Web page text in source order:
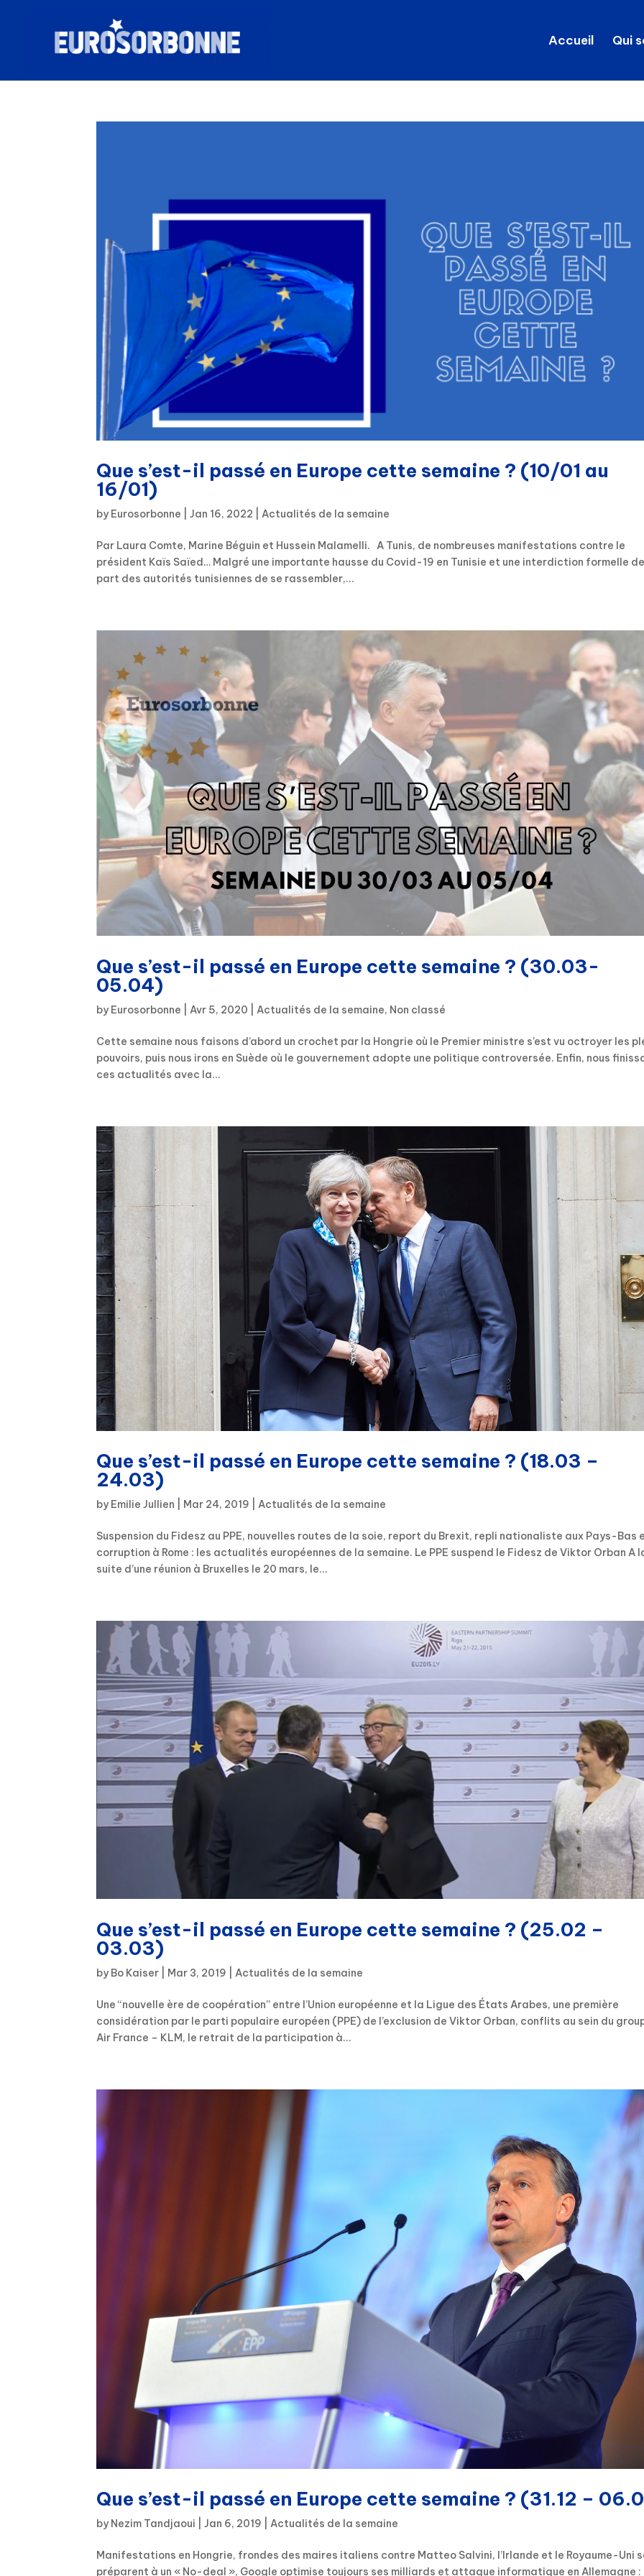
Accueil Qui
Que s’est-il passé en Europe cette semaine ? (10/01 au
16/01)
by Eurosorbonne |Jan 16, 2022 |Actualités de la semaine
Par Laura Comte, Marine Béguin et Hussein Malamelli. A Tunis, de nombreuses manifestations contre le
président Kaïs Saïed… Malgré une importante hausse du Covid-19 en Tunisie et une interdiction formelle
part des autorités tunisiennes de se rassembler,...
Que s’est-il passé en Europe cette semaine ? (30.03-
05.04)
by Eurosorbonne Avr 5, 2020 Actualités de la semaine, Non classé
Cette semaine nous faisons d’abord un crochet par la Hongrie où le Premier ministre s’est vu octroyer les
pouvoirs, puis nous irons en Suède où le gouvernement adopte une politique controversée. Enfin, nous
ces actualités avec la...
Que s’est-il passé en Europe cette semaine ? (18.03 –
24.03)
by Emilie Jullien Mar 24, 2019 |Actualités de la semaine
Suspension du Fidesz au PPE, nouvelles routes de la soie, report du Brexit, repli nationaliste aux Pays-Bas
corruption à Rome : les actualités européennes de la semaine. Le PPE suspend le Fidesz de Viktor Orban A
suite d’une réunion à Bruxelles le 20 mars, le...
Que s’est-il passé en Europe cette semaine ? (25.02 –
03.03)
by Bo Kaiser Mar 3, 2019 |Actualités de la semaine
Une “nouvelle ère de coopération” entre l’Union européenne et la Ligue des États Arabes, une première
considération par le parti populaire européen (PPE) de l’exclusion de Viktor Orban, conflits au sein du
Air France – KLM, le retrait de la participation à...
Que s’est-il passé en Europe cette semaine ? (31.12 –
by Nezim Tandjaoui |Jan 6, 2019 |Actualités de la semaine
Manifestations en Hongrie, frondes des maires italiens contre Matteo Salvini, l’Irlande et le Royaume-Uni
préparent à un « No-deal », Google optimise toujours ses milliards et attaque informatique en Allemagne :